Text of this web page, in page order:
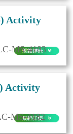
Activity
MS-4183
Activity
MS-4182